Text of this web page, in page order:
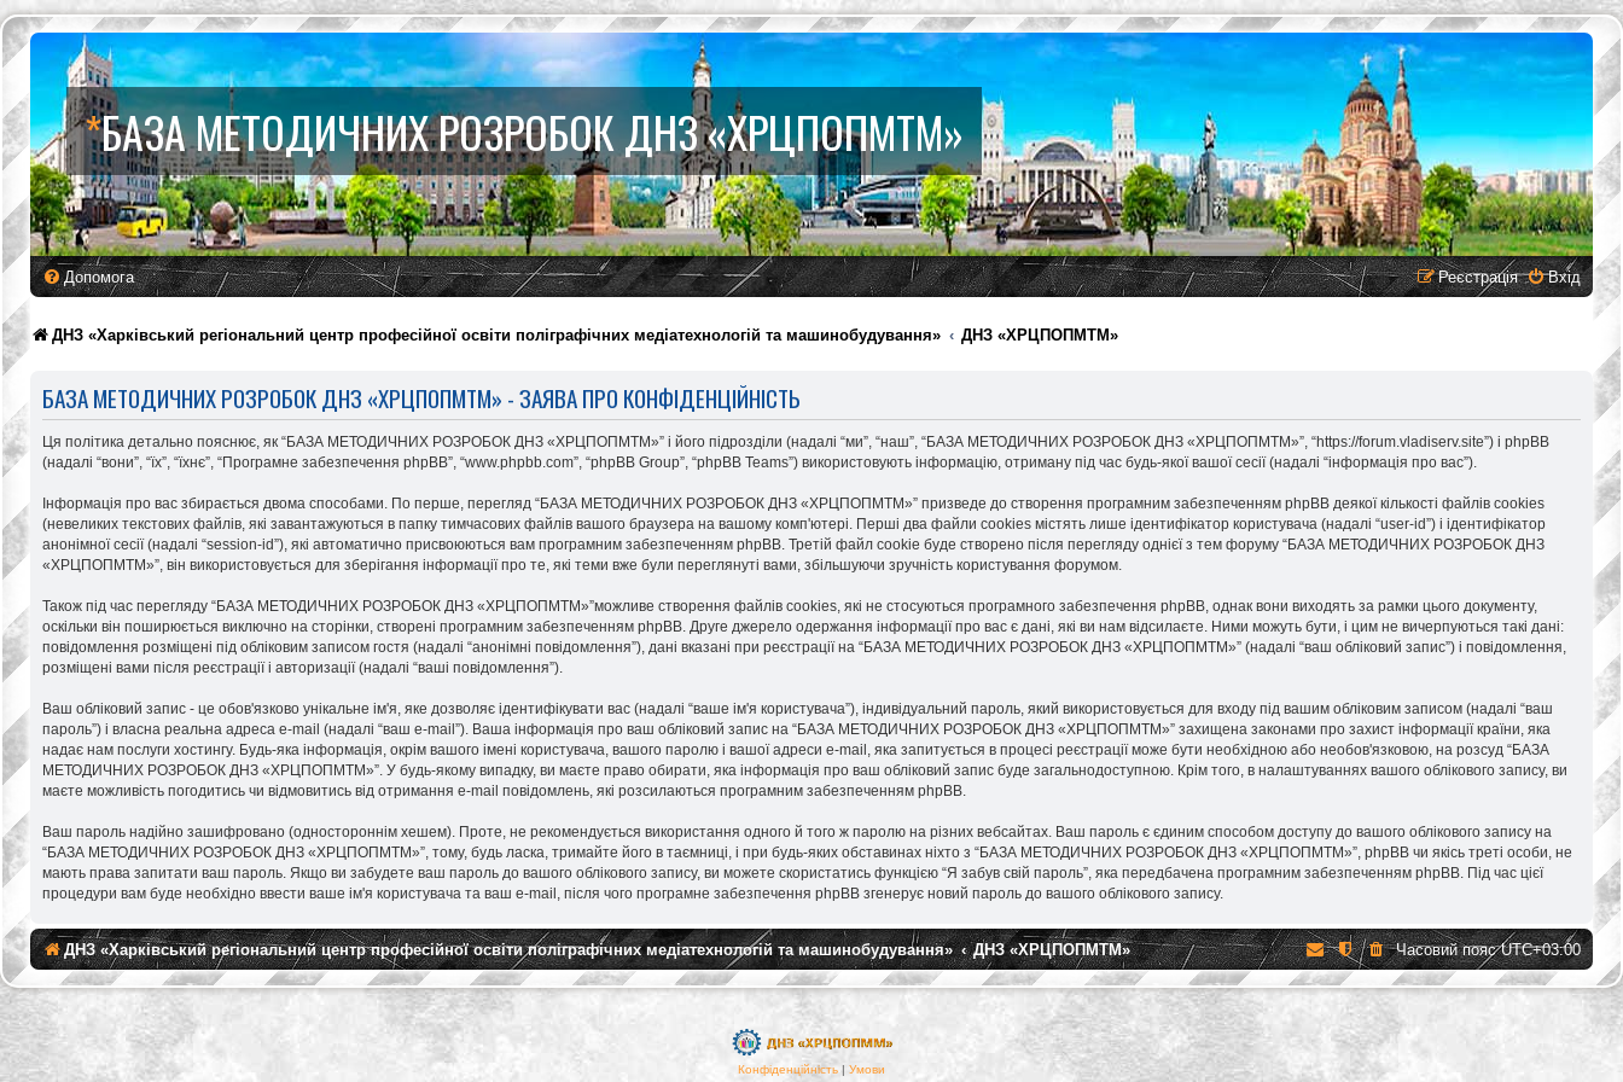
*БАЗА МЕТОДИЧНИХ РОЗРОБОК ДНЗ «ХРЦПОПМТМ»
Допомога Вхід
Реєстрація
ДНЗ «Харківський регіональний центр професійної освіти поліграфічних медіатехнологій та машинобудування» ДНЗ «ХРЦПОПМТМ»
БАЗА МЕТОДИЧНИХ РОЗРОБОК ДНЗ «ХРЦПОПМТМ» - ЗАЯВА ПРО КОНФІДЕНЦІЙНІСТЬ
Ця політика детально пояснює, як “БАЗА МЕТОДИЧНИХ РОЗРОБОК ДНЗ «ХРЦПОПМТМ»” і його підрозділи (надалі “ми”, “наш”, “БАЗА МЕТОДИЧНИХ РОЗРОБОК ДНЗ «ХРЦПОПМТМ»”, “https://forum.vladiserv.site”) і phpBB
(надалі “вони”, “їх”, “їхнє”, “Програмне забезпечення phpBB”, “www.phpbb.com”, “phpBB Group”, “phpBB Teams”) використовують інформацію, отриману під час будь-якої вашої сесії (надалі “інформація про вас”).
Інформація про вас збирається двома способами. По перше, перегляд “БАЗА МЕТОДИЧНИХ РОЗРОБОК ДНЗ «ХРЦПОПМТМ»” призведе до створення програмним забезпеченням phpBB деякої кількості файлів cookies
(невеликих текстових файлів, які завантажуються в папку тимчасових файлів вашого браузера на вашому комп'ютері. Перші два файли cookies містять лише ідентифікатор користувача (надалі “user-id”) і ідентифікатор
анонімної сесії (надалі “session-id”), які автоматично присвоюються вам програмним забезпеченням phpBB. Третій файл cookie буде створено після перегляду однієї з тем форуму “БАЗА МЕТОДИЧНИХ РОЗРОБОК ДНЗ
«ХРЦПОПМТМ»”, він використовується для зберігання інформації про те, які теми вже були переглянуті вами, збільшуючи зручність користування форумом.
Також під час перегляду “БАЗА МЕТОДИЧНИХ РОЗРОБОК ДНЗ «ХРЦПОПМТМ»”можливе створення файлів cookies, які не стосуються програмного забезпечення phpBB, однак вони виходять за рамки цього документу,
оскільки він поширюється виключно на сторінки, створені програмним забезпеченням phpBB. Друге джерело одержання інформації про вас є дані, які ви нам відсилаєте. Ними можуть бути, і цим не вичерпуються такі дані:
повідомлення розміщені під обліковим записом гостя (надалі “анонімні повідомлення”), дані вказані при реєстрації на “БАЗА МЕТОДИЧНИХ РОЗРОБОК ДНЗ «ХРЦПОПМТМ»” (надалі “ваш обліковий запис”) і повідомлення,
розміщені вами після реєстрації і авторизації (надалі “ваші повідомлення”).
Ваш обліковий запис - це обов'язково унікальне ім'я, яке дозволяє ідентифікувати вас (надалі “ваше ім'я користувача”), індивідуальний пароль, який використовується для входу під вашим обліковим записом (надалі “ваш
пароль”) і власна реальна адреса e-mail (надалі “ваш e-mail”). Ваша інформація про ваш обліковий запис на “БАЗА МЕТОДИЧНИХ РОЗРОБОК ДНЗ «ХРЦПОПМТМ»” захищена законами про захист інформації країни, яка
надає нам послуги хостингу. Будь-яка інформація, окрім вашого імені користувача, вашого паролю і вашої адреси e-mail, яка запитується в процесі реєстрації може бути необхідною або необов'язковою, на розсуд “БАЗА
МЕТОДИЧНИХ РОЗРОБОК ДНЗ «ХРЦПОПМТМ»”. У будь-якому випадку, ви маєте право обирати, яка інформація про ваш обліковий запис буде загальнодоступною. Крім того, в налаштуваннях вашого облікового запису, ви
маєте можливість погодитись чи відмовитись від отримання e-mail повідомлень, які розсилаються програмним забезпеченням phpBB.
Ваш пароль надійно зашифровано (одностороннім хешем). Проте, не рекомендується використання одного й того ж паролю на різних вебсайтах. Ваш пароль є єдиним способом доступу до вашого облікового запису на
“БАЗА МЕТОДИЧНИХ РОЗРОБОК ДНЗ «ХРЦПОПМТМ»”, тому, будь ласка, тримайте його в таємниці, і при будь-яких обставинах ніхто з “БАЗА МЕТОДИЧНИХ РОЗРОБОК ДНЗ «ХРЦПОПМТМ»”, phpBB чи якісь треті особи, не
мають права запитати ваш пароль. Якщо ви забудете ваш пароль до вашого облікового запису, ви можете скористатись функцією “Я забув свій пароль”, яка передбачена програмним забезпеченням phpBB. Під час цієї
процедури вам буде необхідно ввести ваше ім'я користувача та ваш e-mail, після чого програмне забезпечення phpBB згенерує новий пароль до вашого облікового запису.
ДНЗ «Харківський регіональний центр професійної освіти поліграфічних медіатехнологій та машинобудування» ДНЗ «ХРЦПОПМТМ» Часовий поясUTC+03:00
Конфіденційність | Умови